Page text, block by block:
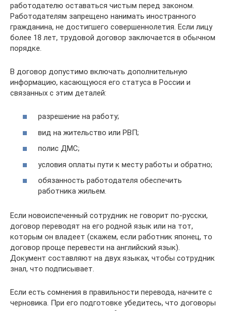
работодателю оставаться чистым перед законом.
Работодателям запрещено нанимать иностранного
гражданина, не достигшего совершеннолетия. Если лицу
более 18 лет, трудовой договор заключается в обычном
порядке.
В договор допустимо включать дополнительную
информацию, касающуюся его статуса в России и
связанных с этим деталей:
разрешение на работу;
вид на жительство или РВП;
полис ДМС;
условия оплаты пути к месту работы и обратно;
обязанность работодателя обеспечить
работника жильем.
Если новоиспеченный сотрудник не говорит по-русски,
договор переводят на его родной язык или на тот,
которым он владеет (скажем, если работник японец, то
договор проще перевести на английский язык).
Документ составляют на двух языках, чтобы сотрудник
знал, что подписывает.
Если есть сомнения в правильности перевода, начните с
черновика. При его подготовке убедитесь, что договоры